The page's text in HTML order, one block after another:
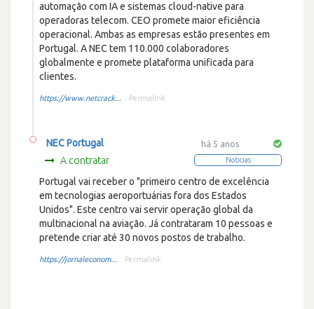
automação com IA e sistemas cloud-native para
operadoras telecom. CEO promete maior eficiência
operacional. Ambas as empresas estão presentes em
Portugal. A NEC tem 110.000 colaboradores
globalmente e promete plataforma unificada para
clientes.
https://www.netcrack... Permalink
há 5 anos
Noticias
NEC Portugal
A contratar
Portugal vai receber o "primeiro centro de excelência
em tecnologias aeroportuárias fora dos Estados
Unidos". Este centro vai servir operação global da
multinacional na aviação. Já contrataram 10 pessoas e
pretende criar até 30 novos postos de trabalho.
https://jornaleconom... Permalink